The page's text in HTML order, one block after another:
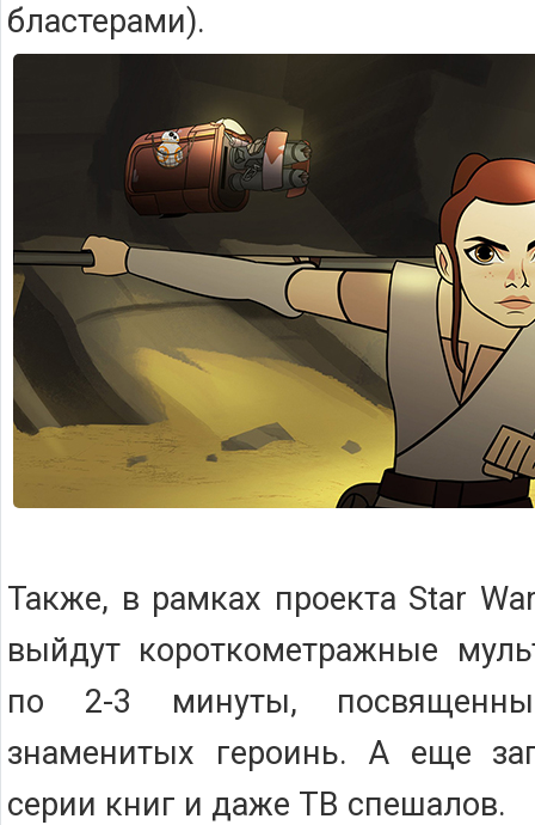
бластерами).
Также, в рамках проекта Star
выйдут короткометражные
по 2-3 минуты,
знаменитых героинь. А еще
серии книг и даже ТВ спешалов.